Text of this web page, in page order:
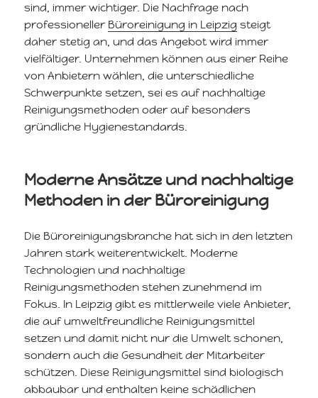
sind, immer wichtiger. Die Nachfrage nach
professioneller Büroreinigung in Leipzig steigt
daher stetig an, und das Angebot wird immer
vielfältiger. Unternehmen können aus einer Reihe
von Anbietern wählen, die unterschiedliche
Schwerpunkte setzen, sei es auf nachhaltige
Reinigungsmethoden oder auf besonders
gründliche Hygienestandards.
Moderne Ansätze und nachhaltige
Methoden in der Büroreinigung
Die Büroreinigungsbranche hat sich in den letzten
Jahren stark weiterentwickelt. Moderne
Technologien und nachhaltige
Reinigungsmethoden stehen zunehmend im
Fokus. In Leipzig gibt es mittlerweile viele Anbieter,
die auf umweltfreundliche Reinigungsmittel
setzen und damit nicht nur die Umwelt schonen,
sondern auch die Gesundheit der Mitarbeiter
schützen. Diese Reinigungsmittel sind biologisch
abbaubar und enthalten keine schädlichen